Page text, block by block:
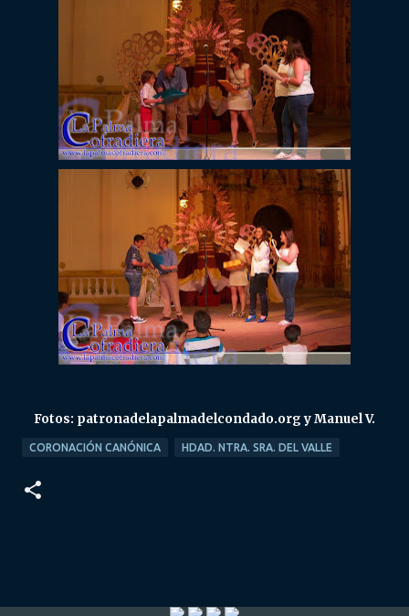
Fotos: patronadelapalmadelcondado.org y Manuel V.
CORONACIÓN CANÓNICA HDAD. NTRA. SRA. DEL VALLE